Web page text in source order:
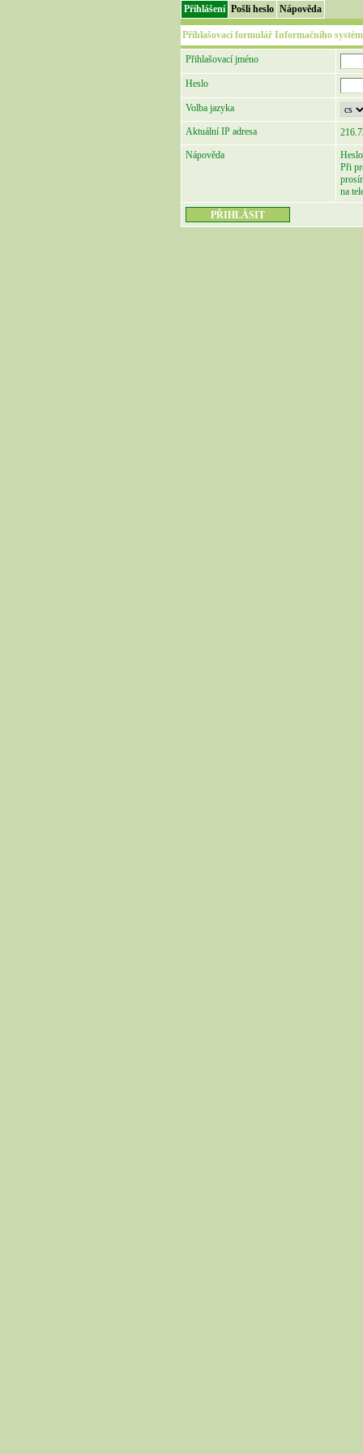
Přihlášení Pošli heslo Nápověda
Přihlašovací formulář Informačního
Přihlašovací jméno
Heslo
Volba jazyka
Aktuální IP adresa
Nápověda
Při
na